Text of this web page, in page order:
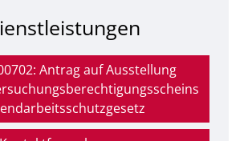
Antrag auf Ausstellung